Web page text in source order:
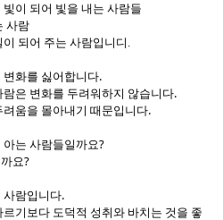
이 되어 빛을 내는 사람들
사람
되어 주는 사람입니디.
변화를 싫어합니다.
은 변화를 두려워하지 않습니다.
움을 몰아내기 때문입니다.
아는 사람들일까요?
요?
사람입니다.
기보다 도덕적 성취와 바치는 것을 좋